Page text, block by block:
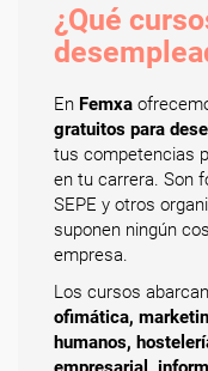
¿Qué
En Femxa
gratuitos para
tus competencias
en tu carrera. Son
SEPE y otros
suponen ningún
empresa.
Los cursos
ofimática,
humanos,